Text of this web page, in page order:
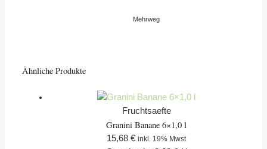
Mehrweg
Ähnliche Produkte
Fruchtsaefte
Granini Banane 6×1,0 l
15,68€ inkl. 19% Mwst